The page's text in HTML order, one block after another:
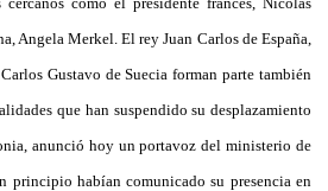
Angela Merkel. El rey Juan Carlos de España,
Gustavo de Suecia forman parte también
que han suspendido su desplazamiento
anunció hoy un portavoz del ministerio de
principio habían comunicado su presencia en